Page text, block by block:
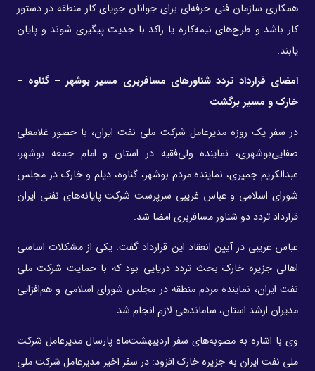
همکاری سازمان فنی حرفه‌ای برای جوانان جویای کار منطقه در دستور
کار باشد و طرح‌های نیمه‌کاره یا راکد با جدیت پیگیری شوند و پایان
یابند.
امضای قرارداد تردد شناورهای مسافربری مسیر بوشهر – گناوه –
خارک و مسیر برگشت
در سفر یک روزه مدیرعامل شرکت ملی نفت ایران، با حضور غلامعلی
صفایی‌بوشهری، نماینده ولی‌فقیه در استان و امام جمعه بوشهر،
عبدالکریم جمیری، نماینده مردم بوشهر، گناوه، دیلم و خارک در مجلس
شورای اسلامی و عباس غریبی سرپرست شرکت پایانه‌های نفتی ایران
قرارداد تردد دو شناور مسافربری امضا شد.
عباس غریبی در آیین انعقاد این قرارداد گفت: یکی از مشکلات اساسی
اهالی جزیره خارک بحث تردد دریایی بود که با حمایت شرکت ملی
نفت ایران، نماینده مردم منطقه در مجلس شورای اسلامی و هم‌افزایی
مدیران ارشد استان، ساماندهی لازم انجام شد.
وی با اشاره به مصوبه‌های سفر اردیبهشت‌ماه پارسال مدیرعامل شرکت
ملی نفت ایران به جزیره خارک افزود: در سفر اخیر مدیرعامل شرکت ملی